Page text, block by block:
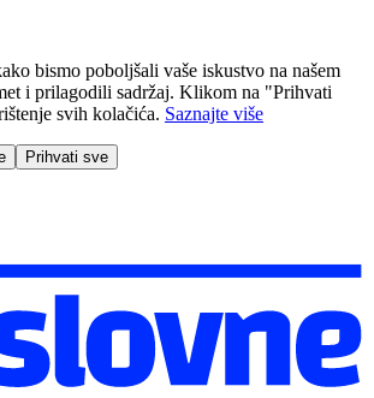
bismo poboljšali vaše iskustvo na našem
i prilagodili sadržaj. Klikom na "Prihvati
svih kolačića. Saznajte više
Prihvati sve